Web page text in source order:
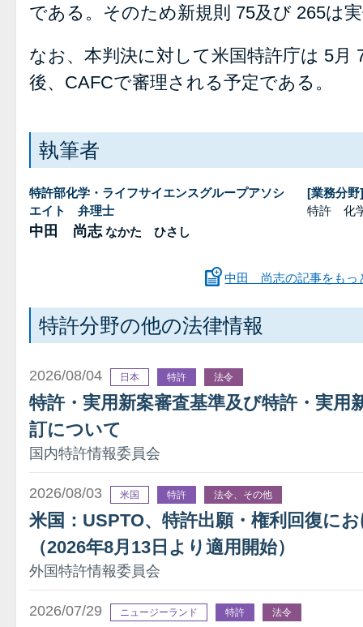
である。そのため新規則 75及び 265は
なお、本判決に対して米国特許庁は 5月
後、CAFCで審理される予定である。
執筆者
特許部化学・ライフサイエンスグループアソシ
エイト 弁理士
中田 尚志 なかた ひさし
[業務分野]
特許 化
中田 尚志の記事をもっ
特許分野の他の法律情報
2026/08/04 日本 特許 法令
特許・実用新案審査基準及び特許・実用
訂について
国内特許情報委員会
2026/08/03 米国 特許 法令、その他
米国：USPTO、特許出願・権利回復に
（2026年8月13日より適用開始）
外国特許情報委員会
2026/07/29 ニュージーランド 特許 法令